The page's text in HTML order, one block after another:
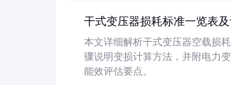
干式变压器损耗标准一览表
本文详细解析干式变压器空载损
骤说明变损计算方法，并附电力
能效评估要点。